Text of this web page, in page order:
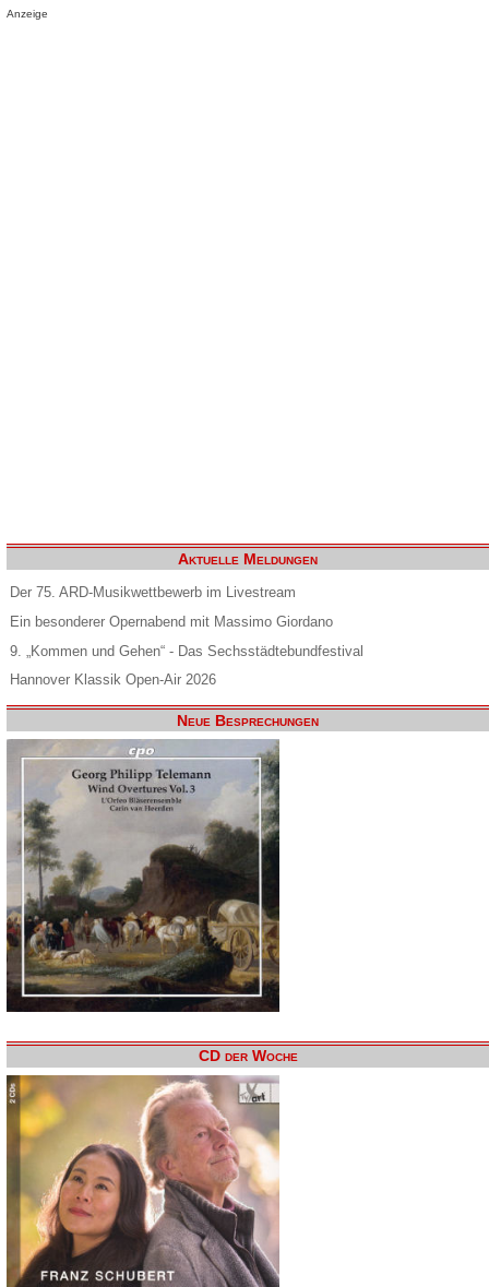
Anzeige
Aktuelle Meldungen
Der 75. ARD-Musikwettbewerb im Livestream
Ein besonderer Opernabend mit Massimo Giordano
9. „Kommen und Gehen“ - Das Sechsstädtebundfestival
Hannover Klassik Open-Air 2026
Neue Besprechungen
CD der Woche